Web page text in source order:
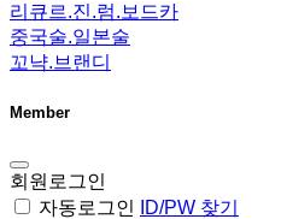
리큐르.진.럼.보드카
중국술.일본술
꼬냑.브랜디
Member
회원로그인
자동로그인
ID/PW 찾기